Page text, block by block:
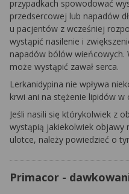
przypadkach spowodować
przedsercowej lub napadów
u pacjentów z wcześniej
wystąpić nasilenie i
napadów bólów wieńcowych.
może wystąpić zawał serca.
Lerkanidypina nie wpływa
krwi ani na stężenie lipidów w
Jeśli nasili się którykolwiek z
wystąpią jakiekolwiek objawy
ulotce, należy powiedzieć o
Primacor -